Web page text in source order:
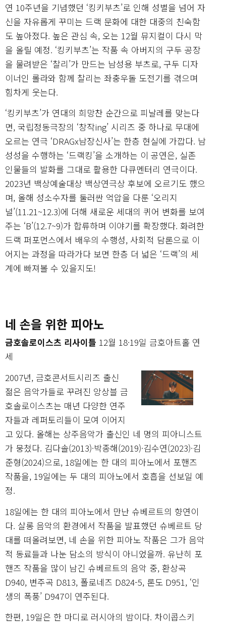
연 10주년을 기념했던 ‘킹키부츠’로 인해 성별을 넘어 자
신을 자유롭게 꾸미는 드랙 문화에 대한 대중의 친숙함
도 높아졌다. 높은 관심 속, 오는 12월 뮤지컬이 다시 막
을 올릴 예정. ‘킹키부츠’는 작품 속 아버지의 구두 공장
을 물려받은 ‘찰리’가 만드는 남성용 부츠로, 구두 디자
이너인 롤라와 함께 찰리는 좌충우돌 도전기를 겪으며
힘차게 웃는다.
‘킹키부츠’가 연대의 희망찬 순간으로 피날레를 맞는다
면, 국립정동극장의 ‘창작ing’ 시리즈 중 하나로 무대에
오르는 연극 ‘DRAGx남장신사’는 한층 현실에 가깝다. 남
성성을 수행하는 ‘드랙킹’을 소개하는 이 공연은, 실존
인물들의 발화를 그대로 활용한 다큐멘터리 연극이다.
2023년 백상예술대상 백상연극상 후보에 오르기도 했으
며, 올해 성소수자를 둘러싼 억압을 다룬 ‘오리지
널’(11.21~12.3)에 더해 새로운 세대의 퀴어 변화를 보여
주는 ‘B’(12.7~9)가 합류하며 이야기를 확장했다. 화려한
드랙 퍼포먼스에서 배우의 수행성, 사회적 담론으로 이
어지는 과정을 따라가다 보면 한층 더 넓은 ‘드랙’의 세
계에 빠져볼 수 있을지도!
네 손을 위한 피아노
금호솔로이스츠 리사이틀 12월 18·19일 금호아트홀 연
세
2007년, 금호콘서트시리즈 출신
젊은 음악가들로 꾸려진 앙상블 금
호솔로이스츠는 매년 다양한 연주
자들과 레퍼토리들이 모여 이어지
고 있다. 올해는 상주음악가 출신인 네 명의 피아니스트
가 뭉쳤다. 김다솔(2013)·박종해(2019)·김수연(2023)·김
준형(2024)으로, 18일에는 한 대의 피아노에서 포핸즈
작품을, 19일에는 두 대의 피아노에서 호흡을 선보일 예
정.
18일에는 한 대의 피아노에서 만난 슈베르트의 향연이
다. 살롱 음악의 환경에서 작품을 발표했던 슈베르트 당
대를 떠올려보면, 네 손을 위한 피아노 작품은 그가 음악
적 동료들과 나눈 담소의 방식이 아니었을까. 유난히 포
핸즈 작품을 많이 남긴 슈베르트의 음악 중, 환상곡
D940, 변주곡 D813, 폴로네즈 D824-5, 론도 D951, ‘인
생의 폭풍’ D947이 연주된다.
한편, 19일은 한 마디로 러시아의 밤이다. 차이콥스키